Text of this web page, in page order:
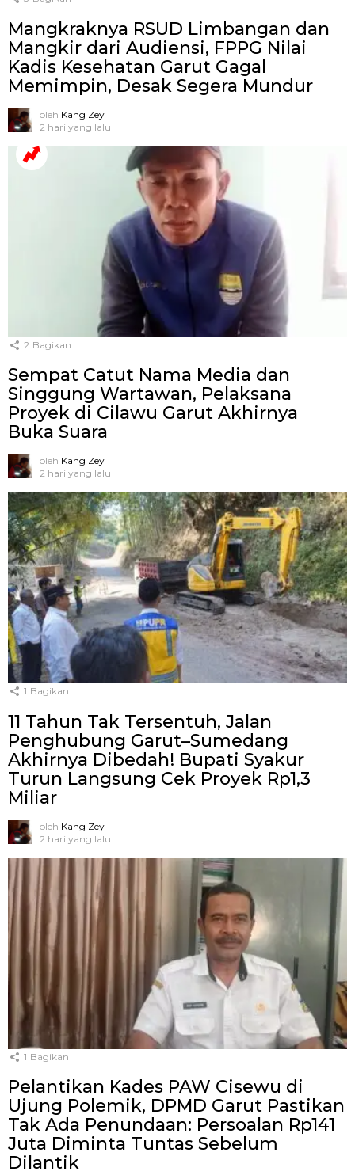
Mangkraknya RSUD Limbangan dan
Mangkir dari Audiensi, FPPG Nilai
Kadis Kesehatan Garut Gagal
Memimpin, Desak Segera Mundur
oleh Kang Zey
2 hari yang lalu
2 Bagikan
Sempat Catut Nama Media dan
Singgung Wartawan, Pelaksana
Proyek di Cilawu Garut Akhirnya
Buka Suara
oleh Kang Zey
2 hari yang lalu
1 Bagikan
11 Tahun Tak Tersentuh, Jalan
Penghubung Garut–Sumedang
Akhirnya Dibedah! Bupati Syakur
Turun Langsung Cek Proyek Rp1,3
Miliar
oleh Kang Zey
2 hari yang lalu
1 Bagikan
Pelantikan Kades PAW Cisewu di
Ujung Polemik, DPMD Garut Pastikan
Tak Ada Penundaan: Persoalan Rp141
Juta Diminta Tuntas Sebelum
Dilantik